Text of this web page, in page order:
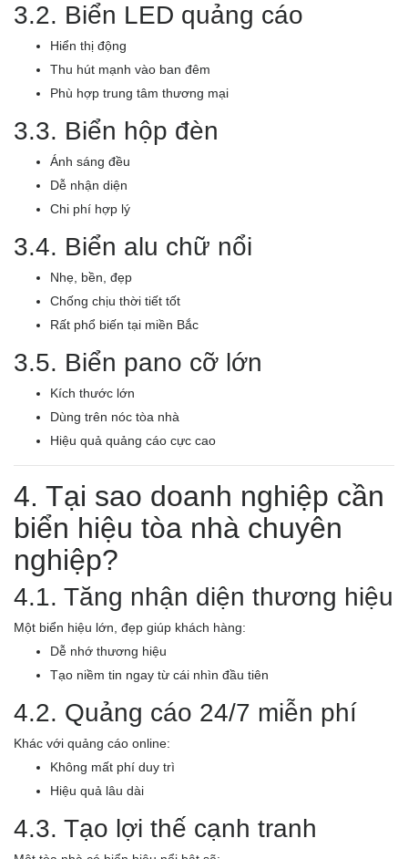
3.2. Biển LED quảng cáo
Hiển thị động
Thu hút mạnh vào ban đêm
Phù hợp trung tâm thương mại
3.3. Biển hộp đèn
Ánh sáng đều
Dễ nhận diện
Chi phí hợp lý
3.4. Biển alu chữ nổi
Nhẹ, bền, đẹp
Chống chịu thời tiết tốt
Rất phổ biến tại miền Bắc
3.5. Biển pano cỡ lớn
Kích thước lớn
Dùng trên nóc tòa nhà
Hiệu quả quảng cáo cực cao
4. Tại sao doanh nghiệp cần
biển hiệu tòa nhà chuyên
nghiệp?
4.1. Tăng nhận diện thương hiệu
Một biển hiệu lớn, đẹp giúp khách hàng:
Dễ nhớ thương hiệu
Tạo niềm tin ngay từ cái nhìn đầu tiên
4.2. Quảng cáo 24/7 miễn phí
Khác với quảng cáo online:
Không mất phí duy trì
Hiệu quả lâu dài
4.3. Tạo lợi thế cạnh tranh